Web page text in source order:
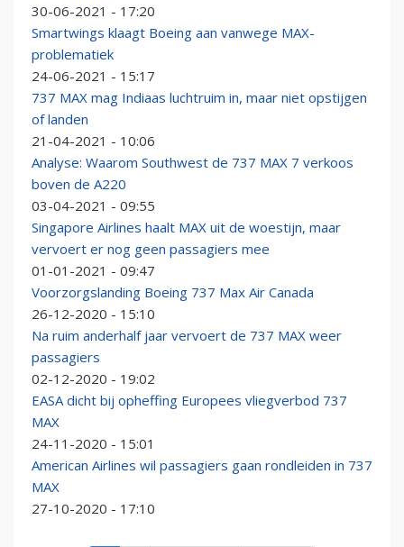
30-06-2021 - 17:20
Smartwings klaagt Boeing aan vanwege MAX-
problematiek
24-06-2021 - 15:17
737 MAX mag Indiaas luchtruim in, maar niet opstijgen
of landen
21-04-2021 - 10:06
Analyse: Waarom Southwest de 737 MAX 7 verkoos
boven de A220
03-04-2021 - 09:55
Singapore Airlines haalt MAX uit de woestijn, maar
vervoert er nog geen passagiers mee
01-01-2021 - 09:47
Voorzorgslanding Boeing 737 Max Air Canada
26-12-2020 - 15:10
Na ruim anderhalf jaar vervoert de 737 MAX weer
passagiers
02-12-2020 - 19:02
EASA dicht bij opheffing Europees vliegverbod 737
MAX
24-11-2020 - 15:01
American Airlines wil passagiers gaan rondleiden in 737
MAX
27-10-2020 - 17:10